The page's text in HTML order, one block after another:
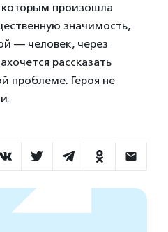
которым произошла
значимость,
— человек, через
рассказать
проблеме. Героя не